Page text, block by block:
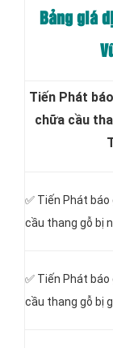
Bảng giá
Tiến Phát
chữa cầu
✅ Tiến Phát
cầu thang gỗ bị
✅ Tiến Phát
cầu thang gỗ bị